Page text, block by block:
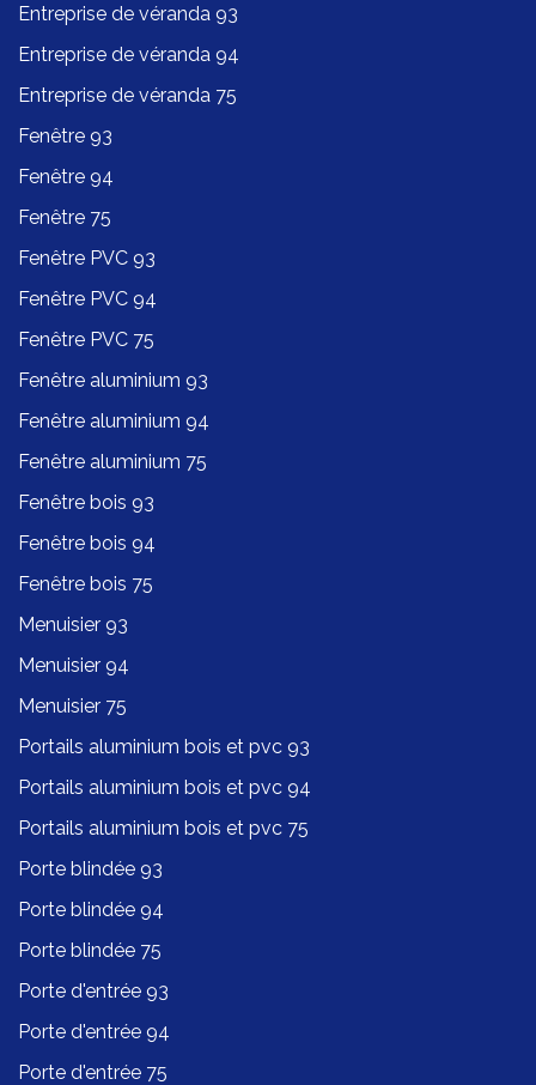
Entreprise de véranda 93
Entreprise de véranda 94
Entreprise de véranda 75
Fenêtre 93
Fenêtre 94
Fenêtre 75
Fenêtre PVC 93
Fenêtre PVC 94
Fenêtre PVC 75
Fenêtre aluminium 93
Fenêtre aluminium 94
Fenêtre aluminium 75
Fenêtre bois 93
Fenêtre bois 94
Fenêtre bois 75
Menuisier 93
Menuisier 94
Menuisier 75
Portails aluminium bois et pvc 93
Portails aluminium bois et pvc 94
Portails aluminium bois et pvc 75
Porte blindée 93
Porte blindée 94
Porte blindée 75
Porte d'entrée 93
Porte d'entrée 94
Porte d'entrée 75